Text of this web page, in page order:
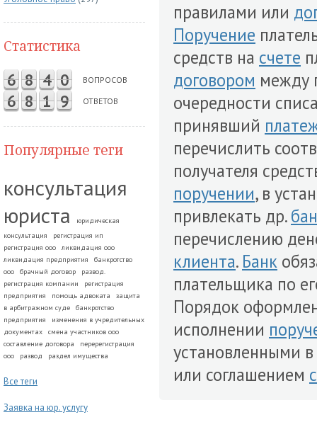
Статистика
6 8 4 0 ВОПРОСОВ
6 8 1 9 ОТВЕТОВ
Популярные теги
консультация
юриста
юридическая
консультация
регистрация ип
регистрация ооо
ликвидация ооо
ликвидация предприятия
банкротство
ооо
брачный договор
развод.
регистрация компании
регистрация
предприятия
помощь адвоката
защита
в арбитражном суде
банкротство
предприятия
изменения в учредительных
документах
смена участников ооо
составление договора
перерегистрация
ооо
развод раздел имущества
Все теги
Заявка на юр. услугу
правилами или
Поручение
средств на счете
договором между
очередности
принявший
перечислить
получателя
поручении, в
привлекать др.
перечислению
клиента. Банк
плательщика по
Порядок
исполнении
установленными
или соглашением